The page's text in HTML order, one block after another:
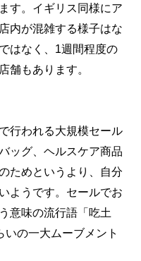
す。イギリス同様にア
内が混雑する様子はな
はなく、1週間程度の
舗もあります。
行われる大規模セール
ッグ、ヘルスケア商品
ためというより、自分
ようです。セールでお
意味の流行語「吃土
の一大ムーブメント